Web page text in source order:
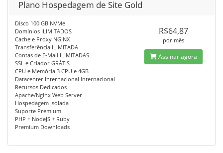
Plano Hospedagem de Site Gold
Disco 100 GB NVMe
Domínios ILIMITADOS
Cache e Proxy NGINX
Transferência ILIMITADA
Contas de E-Mail ILIMITADAS
SSL e Criador GRÁTIS
CPU e Memória 3 CPU e 4GB
Datacenter Internacional internacional
Recursos Dedicados
Apache/Nginx Web Server
Hospedagem Isolada
Suporte Premium
PHP + NodeJS + Ruby
Premium Downloads
R$64,87
por mês
Assinar agora